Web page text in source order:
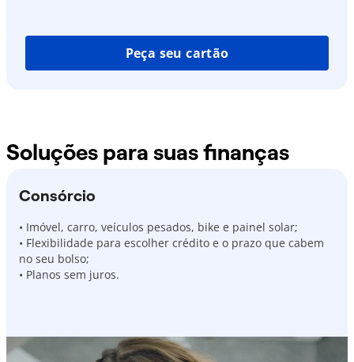
Peça seu cartão
Soluções para suas finanças
Consórcio
• Imóvel, carro, veículos pesados, bike e painel solar;
• Flexibilidade para escolher crédito e o prazo que cabem
no seu bolso;
• Planos sem juros.